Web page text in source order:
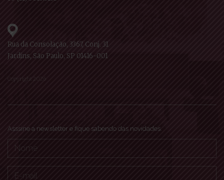
Rua da Consolação, 3367, Conj. 31
Jardins, São Paulo, SP 01416-001
Copyright 2026
Asssine a newsletter e fique sabendo das novidades.